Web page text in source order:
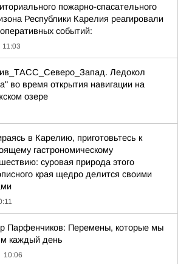
пожарно-спасательного
Республики Карелия реагировали
событий:
11:03
Ледокол
во время открытия навигации на
озере
в Карелию, приготовьтесь к
гастрономическому
суровая природа этого
края щедро делится своими
Парфенчиков: Перемены, которые мы
каждый день
10:06